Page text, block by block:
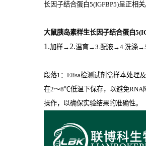
长因子结合蛋白5(IGFBP5)呈正相
大鼠胰岛素样生长因子结合蛋白
1.加样→ 2.温育→3.配液→4.洗涤
段落1：Elisa检测试剂盒样本处理
在2～8℃低温下保存，以避免RNA
操作，以确保实验结果的准确性。